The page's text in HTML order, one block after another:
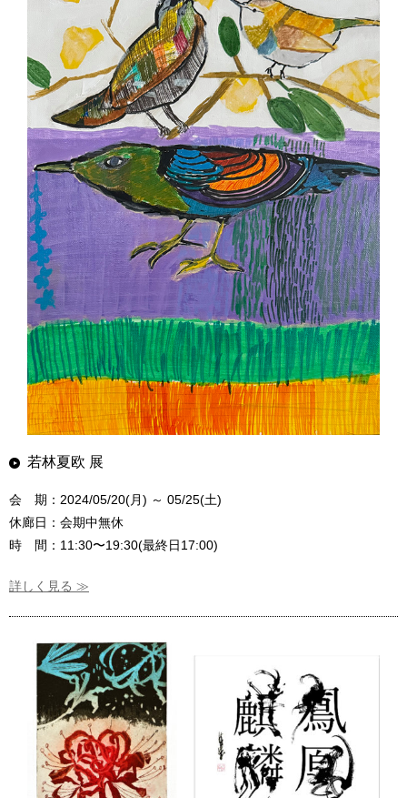
若林夏欧 展
会 期：2024/05/20(月) ～ 05/25(土)
休廊日：会期中無休
時 間：11:30〜19:30(最終日17:00)
詳しく見る ≫